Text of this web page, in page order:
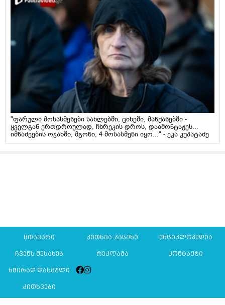
"ფარული მოსასმენები სახლებში, ციხეში, მანქანებში -
ყველგან ერთდროულად, ჩხრეკის დროს, დაამონტაჟეს...
იმნაძეების ოჯახში, მგონი, 4 მოსასმენი იყო..." - ეკა კუპატაძე
მთავარი კითხვა-პასუხი ენციკლოპედია
ჩვენს შესახებ რეკლამა კონტაქტი
ხშირად დასმული
კითხვები